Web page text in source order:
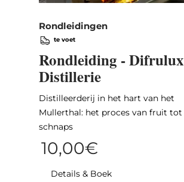
Rondleidingen
te voet
Rondleiding - Difrulux
Distillerie
Distilleerderij in het hart van het
Mullerthal: het proces van fruit tot
schnaps
Details & Boek
10,00€